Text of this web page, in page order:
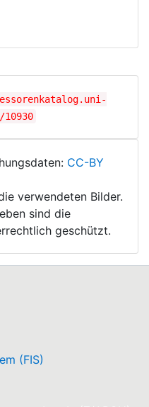
CC-BY
verwendeten Bilder.
sind die
geschützt.
(FIS)